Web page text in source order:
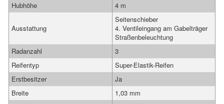
Hubhöhe
4 m
Ausstattung
Seitenschieber
4. Ventileingang am Gabelträger
Straßenbeleuchtung
Radanzahl
3
Reifentyp
Super-Elastik-Reifen
Erstbesitzer
Ja
Breite
1,03 mm